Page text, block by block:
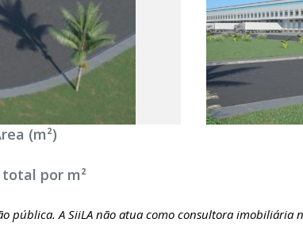
(m²)
por m²
pública. A SiiLA não atua como consultora imobiliária